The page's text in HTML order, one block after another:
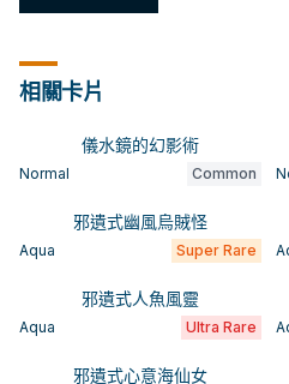
相關卡片
儀水鏡的幻影術
Normal Common
邪遺式幽風烏賊怪
Aqua Super Rare
邪遺式人魚風靈
Aqua Ultra Rare
邪遺式心意海仙女